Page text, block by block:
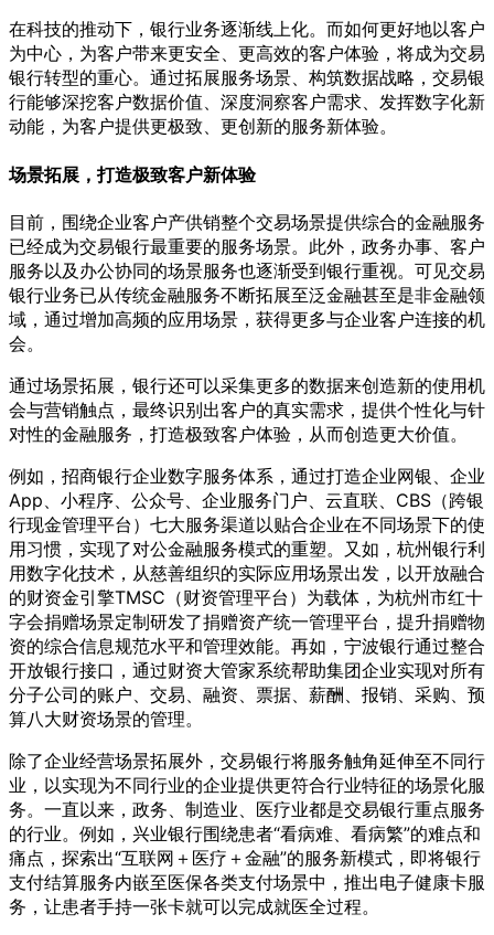
在科技的推动下，银行业务逐渐线上化。而如何更好地以客户
为中心，为客户带来更安全、更高效的客户体验，将成为交易
银行转型的重心。通过拓展服务场景、构筑数据战略，交易银
行能够深挖客户数据价值、深度洞察客户需求、发挥数字化新
动能，为客户提供更极致、更创新的服务新体验。
场景拓展，打造极致客户新体验
目前，围绕企业客户产供销整个交易场景提供综合的金融服务
已经成为交易银行最重要的服务场景。此外，政务办事、客户
服务以及办公协同的场景服务也逐渐受到银行重视。可见交易
银行业务已从传统金融服务不断拓展至泛金融甚至是非金融领
域，通过增加高频的应用场景，获得更多与企业客户连接的机
会。
通过场景拓展，银行还可以采集更多的数据来创造新的使用机
会与营销触点，最终识别出客户的真实需求，提供个性化与针
对性的金融服务，打造极致客户体验，从而创造更大价值。
例如，招商银行企业数字服务体系，通过打造企业网银、企业
App、小程序、公众号、企业服务门户、云直联、CBS（跨银
行现金管理平台）七大服务渠道以贴合企业在不同场景下的使
用习惯，实现了对公金融服务模式的重塑。又如，杭州银行利
用数字化技术，从慈善组织的实际应用场景出发，以开放融合
的财资金引擎TMSC（财资管理平台）为载体，为杭州市红十
字会捐赠场景定制研发了捐赠资产统一管理平台，提升捐赠物
资的综合信息规范水平和管理效能。再如，宁波银行通过整合
开放银行接口，通过财资大管家系统帮助集团企业实现对所有
分子公司的账户、交易、融资、票据、薪酬、报销、采购、预
算八大财资场景的管理。
除了企业经营场景拓展外，交易银行将服务触角延伸至不同行
业，以实现为不同行业的企业提供更符合行业特征的场景化服
务。一直以来，政务、制造业、医疗业都是交易银行重点服务
的行业。例如，兴业银行围绕患者“看病难、看病繁”的难点和
痛点，探索出“互联网＋医疗＋金融”的服务新模式，即将银行
支付结算服务内嵌至医保各类支付场景中，推出电子健康卡服
务，让患者手持一张卡就可以完成就医全过程。